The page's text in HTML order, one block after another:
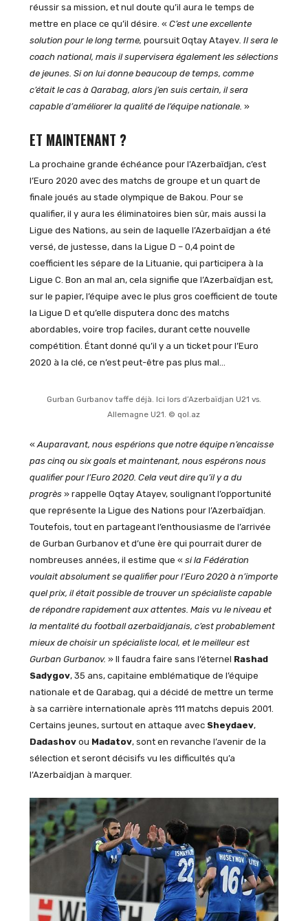
réussir sa mission, et nul doute qu’il aura le temps de
mettre en place ce qu’il désire. « C’est une excellente
solution pour le long terme, poursuit Oqtay Atayev. Il sera le
coach national, mais il supervisera également les sélections
de jeunes. Si on lui donne beaucoup de temps, comme
c’était le cas à Qarabag, alors j’en suis certain, il sera
capable d’améliorer la qualité de l’équipe nationale. »
ET MAINTENANT ?
La prochaine grande échéance pour l’Azerbaïdjan, c’est
l’Euro 2020 avec des matchs de groupe et un quart de
finale joués au stade olympique de Bakou. Pour se
qualifier, il y aura les éliminatoires bien sûr, mais aussi la
Ligue des Nations, au sein de laquelle l’Azerbaïdjan a été
versé, de justesse, dans la Ligue D – 0,4 point de
coefficient les sépare de la Lituanie, qui participera à la
Ligue C. Bon an mal an, cela signifie que l’Azerbaïdjan est,
sur le papier, l’équipe avec le plus gros coefficient de toute
la Ligue D et qu’elle disputera donc des matchs
abordables, voire trop faciles, durant cette nouvelle
compétition. Étant donné qu’il y a un ticket pour l’Euro
2020 à la clé, ce n’est peut-être pas plus mal…
Gurban Gurbanov taffe déjà. Ici lors d’Azerbaïdjan U21 vs.
Allemagne U21. © qol.az
«Auparavant, nous espérions que notre équipe n’encaisse
pas cinq ou six goals et maintenant, nous espérons nous
qualifier pour l’Euro 2020. Cela veut dire qu’il y a du
progrès» rappelle Oqtay Atayev, soulignant l’opportunité
que représente la Ligue des Nations pour l’Azerbaïdjan.
Toutefois, tout en partageant l’enthousiasme de l’arrivée
de Gurban Gurbanov et d’une ère qui pourrait durer de
nombreuses années, il estime que « si la Fédération
voulait absolument se qualifier pour l’Euro 2020 à n’importe
quel prix, il était possible de trouver un spécialiste capable
de répondre rapidement aux attentes. Mais vu le niveau et
la mentalité du football azerbaïdjanais, c’est probablement
mieux de choisir un spécialiste local, et le meilleur est
Gurban Gurbanov. » Il faudra faire sans l’éternel Rashad
Sadygov, 35 ans, capitaine emblématique de l’équipe
nationale et de Qarabag, qui a décidé de mettre un terme
à sa carrière internationale après 111 matchs depuis 2001.
Certains jeunes, surtout en attaque avec Sheydaev,
Dadashovou Madatov, sont en revanche l’avenir de la
sélection et seront décisifs vu les difficultés qu’a
l’Azerbaïdjan à marquer.